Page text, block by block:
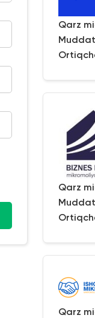
Qarz
Qarz
Qarz